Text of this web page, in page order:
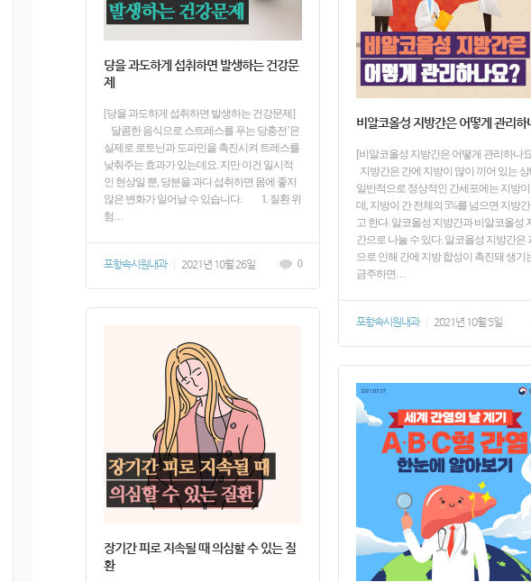
당을 과도하게 섭취하면 발생하는 건강문
제
[당을 과도하게 섭취하면 발생하는 건강문제]
달콤한 음식으로 스트레스를 푸는 당충전’은
실제로 로토닌과 도파민을 촉진시켜 트레스를
낮춰주는 효과가 있는데요. 지만 이건 일시적
인 현상일 뿐, 당분을 과다 섭취하면 몸에 좋지
않은 변화가 일어날 수 있습니다. 1. 질환 위
험…
포항속시원내과 2021년 10월 26일 0
비알코올성 지방간은 어떻게 관리하
[비알코올성 지방간은 어떻게 관리하나
지방간은 간에 지방이 많이 끼어 있는
일반적으로 정상적인 간세포에는 지방
데, 지방이 간 전체의 5%를 넘으면 지방
고 한다. 알코올성 지방간과 비알코올성
간으로 나눌 수 있다. 알코올성 지방간은
으로 인해 간에 지방 합성이 촉진돼 생기
금주하면…
포항속시원내과 2021년 10월 5일
장기간 피로 지속될 때 의심할 수 있는 질
환